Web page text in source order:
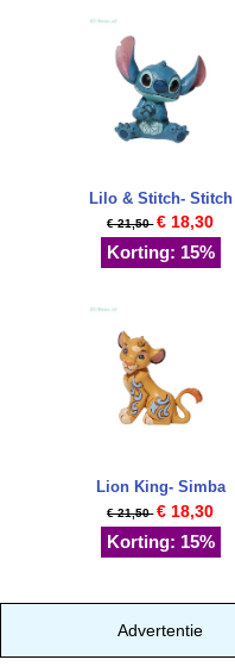
Lilo & Stitch- Stitch
€ 21,50 € 18,30
Korting: 15%
Lion King- Simba
€ 21,50 € 18,30
Korting: 15%
Advertentie